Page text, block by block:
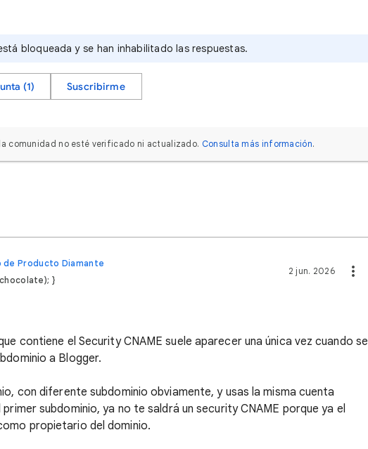
bloqueada y se han inhabilitado las respuestas.
(1) Suscribirme
comunidad no esté verificado ni actualizado. Consulta más información.
de Producto Diamante
}
2 jun. 2026
contiene el Security CNAME suele aparecer una única vez cuando se
a Blogger.
con diferente subdominio obviamente, y usas la misma cuenta
subdominio, ya no te saldrá un security CNAME porque ya el
propietario del dominio.